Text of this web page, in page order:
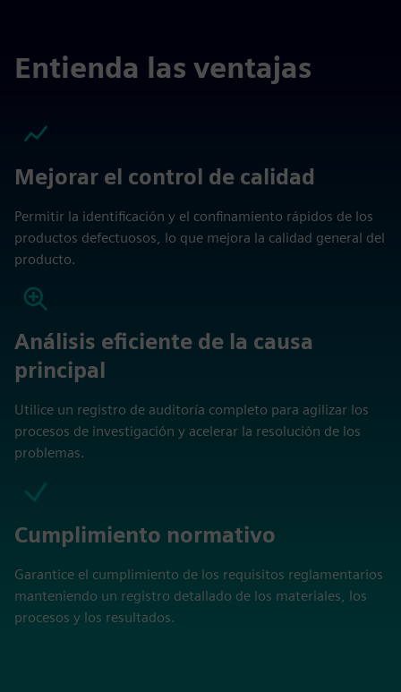
Entienda las ventajas
Mejorar el control de calidad
Permitir la identificación y el confinamiento rápidos de los
productos defectuosos, lo que mejora la calidad general del
producto.
Análisis eficiente de la causa
principal
Utilice un registro de auditoría completo para agilizar los
procesos de investigación y acelerar la resolución de los
problemas.
Cumplimiento normativo
Garantice el cumplimiento de los requisitos reglamentarios
manteniendo un registro detallado de los materiales, los
procesos y los resultados.